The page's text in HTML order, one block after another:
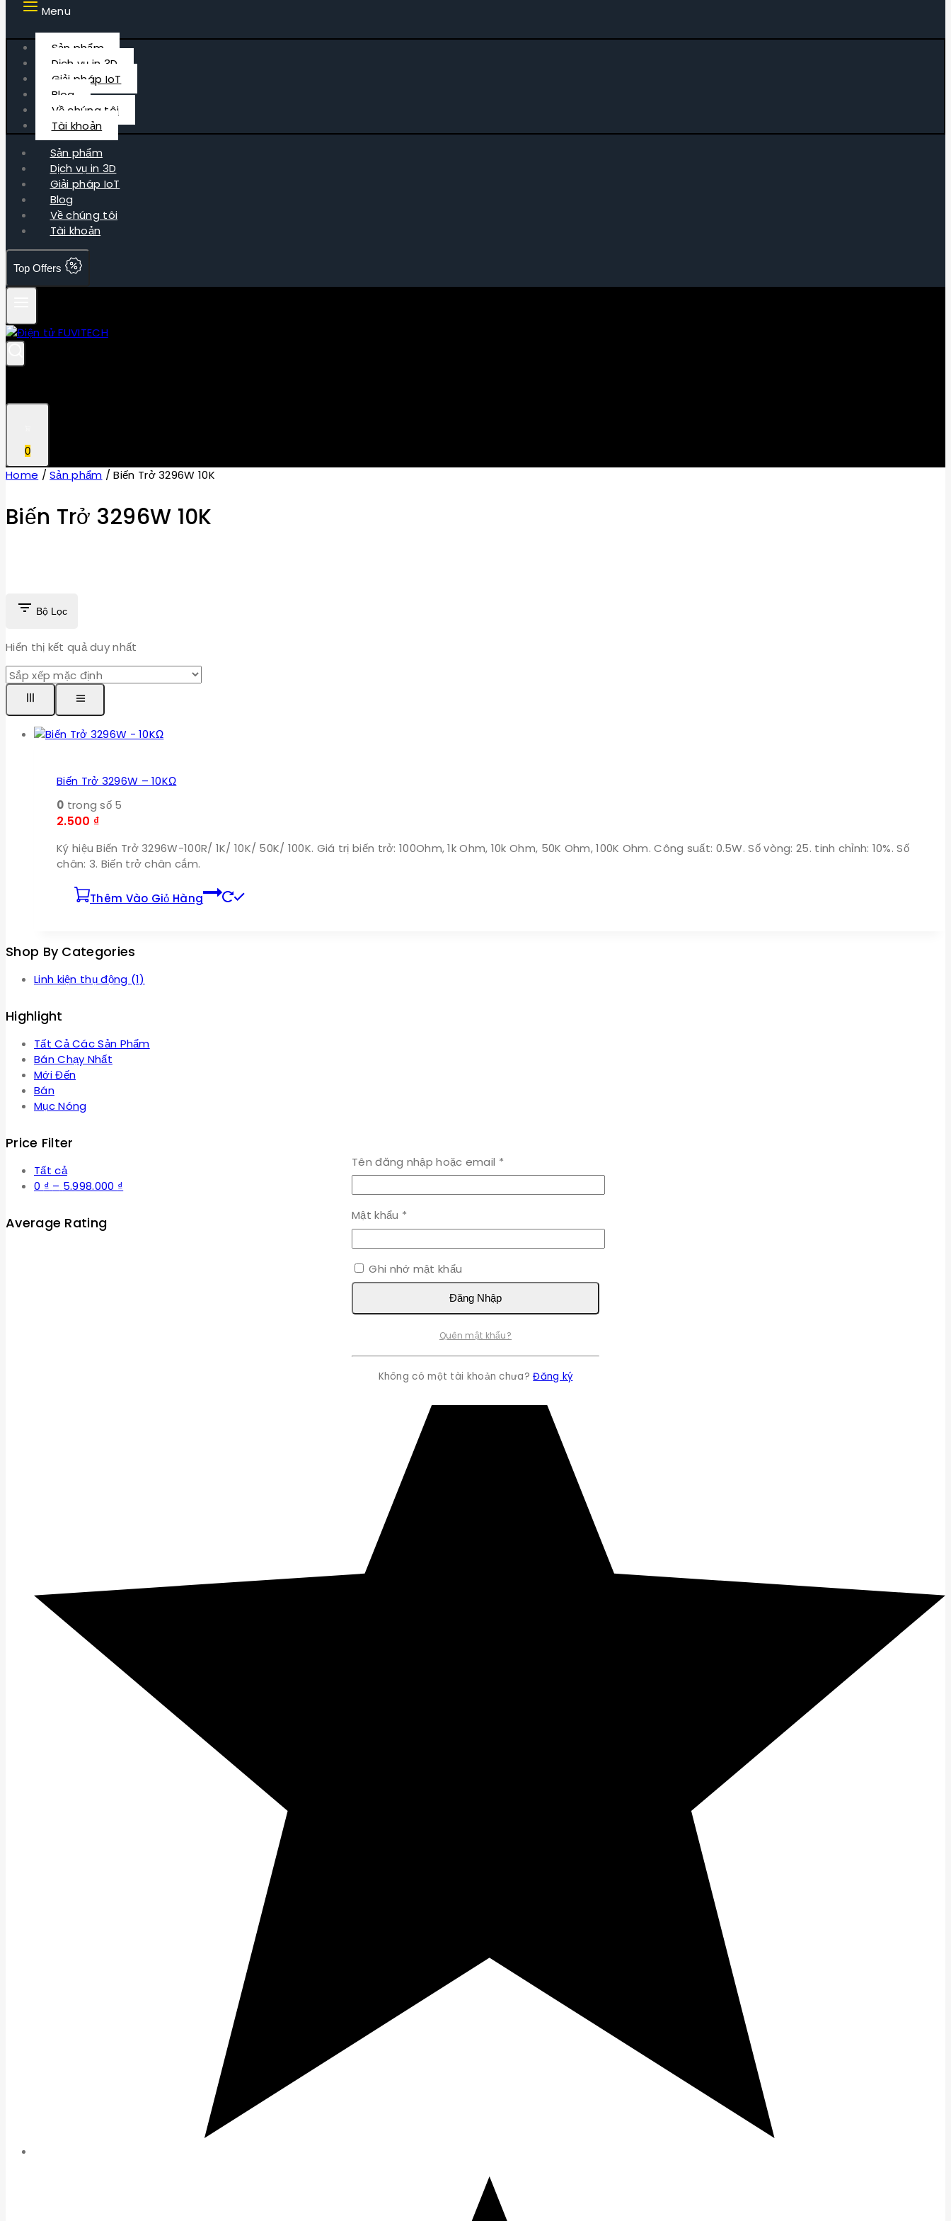
Menu
Sản phẩm
Dịch vụ in 3D
Giải pháp IoT
Blog
Về chúng tôi
Tài khoản
Sản phẩm
Dịch vụ in 3D
Giải pháp IoT
Blog
Về chúng tôi
Tài khoản
Top Offers
0
Home / Sản phẩm / Biến Trở 3296W 10K
Biến Trở 3296W 10K
Bộ Lọc
Hiển thị kết quả duy nhất
Biến Trở 3296W – 10KΩ
0 trong số 5
2.500 ₫
Ký hiệu Biến Trở 3296W-100R/ 1K/ 10K/ 50K/ 100K. Giá trị biến trở: 100Ohm, 1k Ohm, 10k Ohm, 50K Ohm, 100K Ohm. Công suất: 0.5W. Số vòng: 25. tinh chỉnh: 10%. Số
chân: 3. Biến trở chân cắm.
Thêm Vào Giỏ Hàng
Shop By Categories
Linh kiện thụ động (1)
Highlight
Tất Cả Các Sản Phẩm
Bán Chạy Nhất
Mới Đến
Bán
Mục Nóng
Price Filter
Tất cả
0 ₫ – 5.998.000 ₫
Average Rating
Tên đăng nhập hoặc email *Bắt
buộc
Mật khẩu *
buộc
Ghi nhớ mật khẩu
Đăng Nhập
Quên mật khẩu?
Không có một tài khoản chưa?Đăng ký